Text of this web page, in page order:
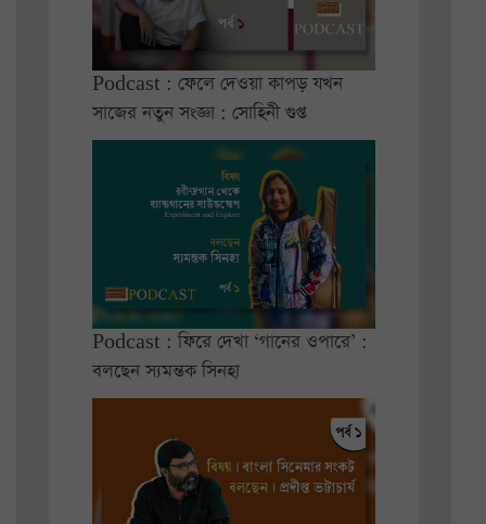
Podcast : ফেলে দেওয়া কাপড় যখন
সাজের নতুন সংজ্ঞা : সোহিনী গুপ্ত
Podcast : ফিরে দেখা ‘গানের ওপারে’ :
বলছেন স্যমন্তক সিনহা